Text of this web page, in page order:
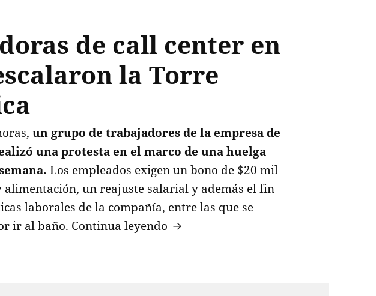
de call center en
la Torre
un grupo de trabajadores de la empresa de
una protesta en el marco de una huelga
Los empleados exigen un bono de $20 mil
alimentación, un reajuste salarial y además el fin
laborales de la compañía, entre las que se
ir al baño. Continua leyendo Trabajadoras de call center en